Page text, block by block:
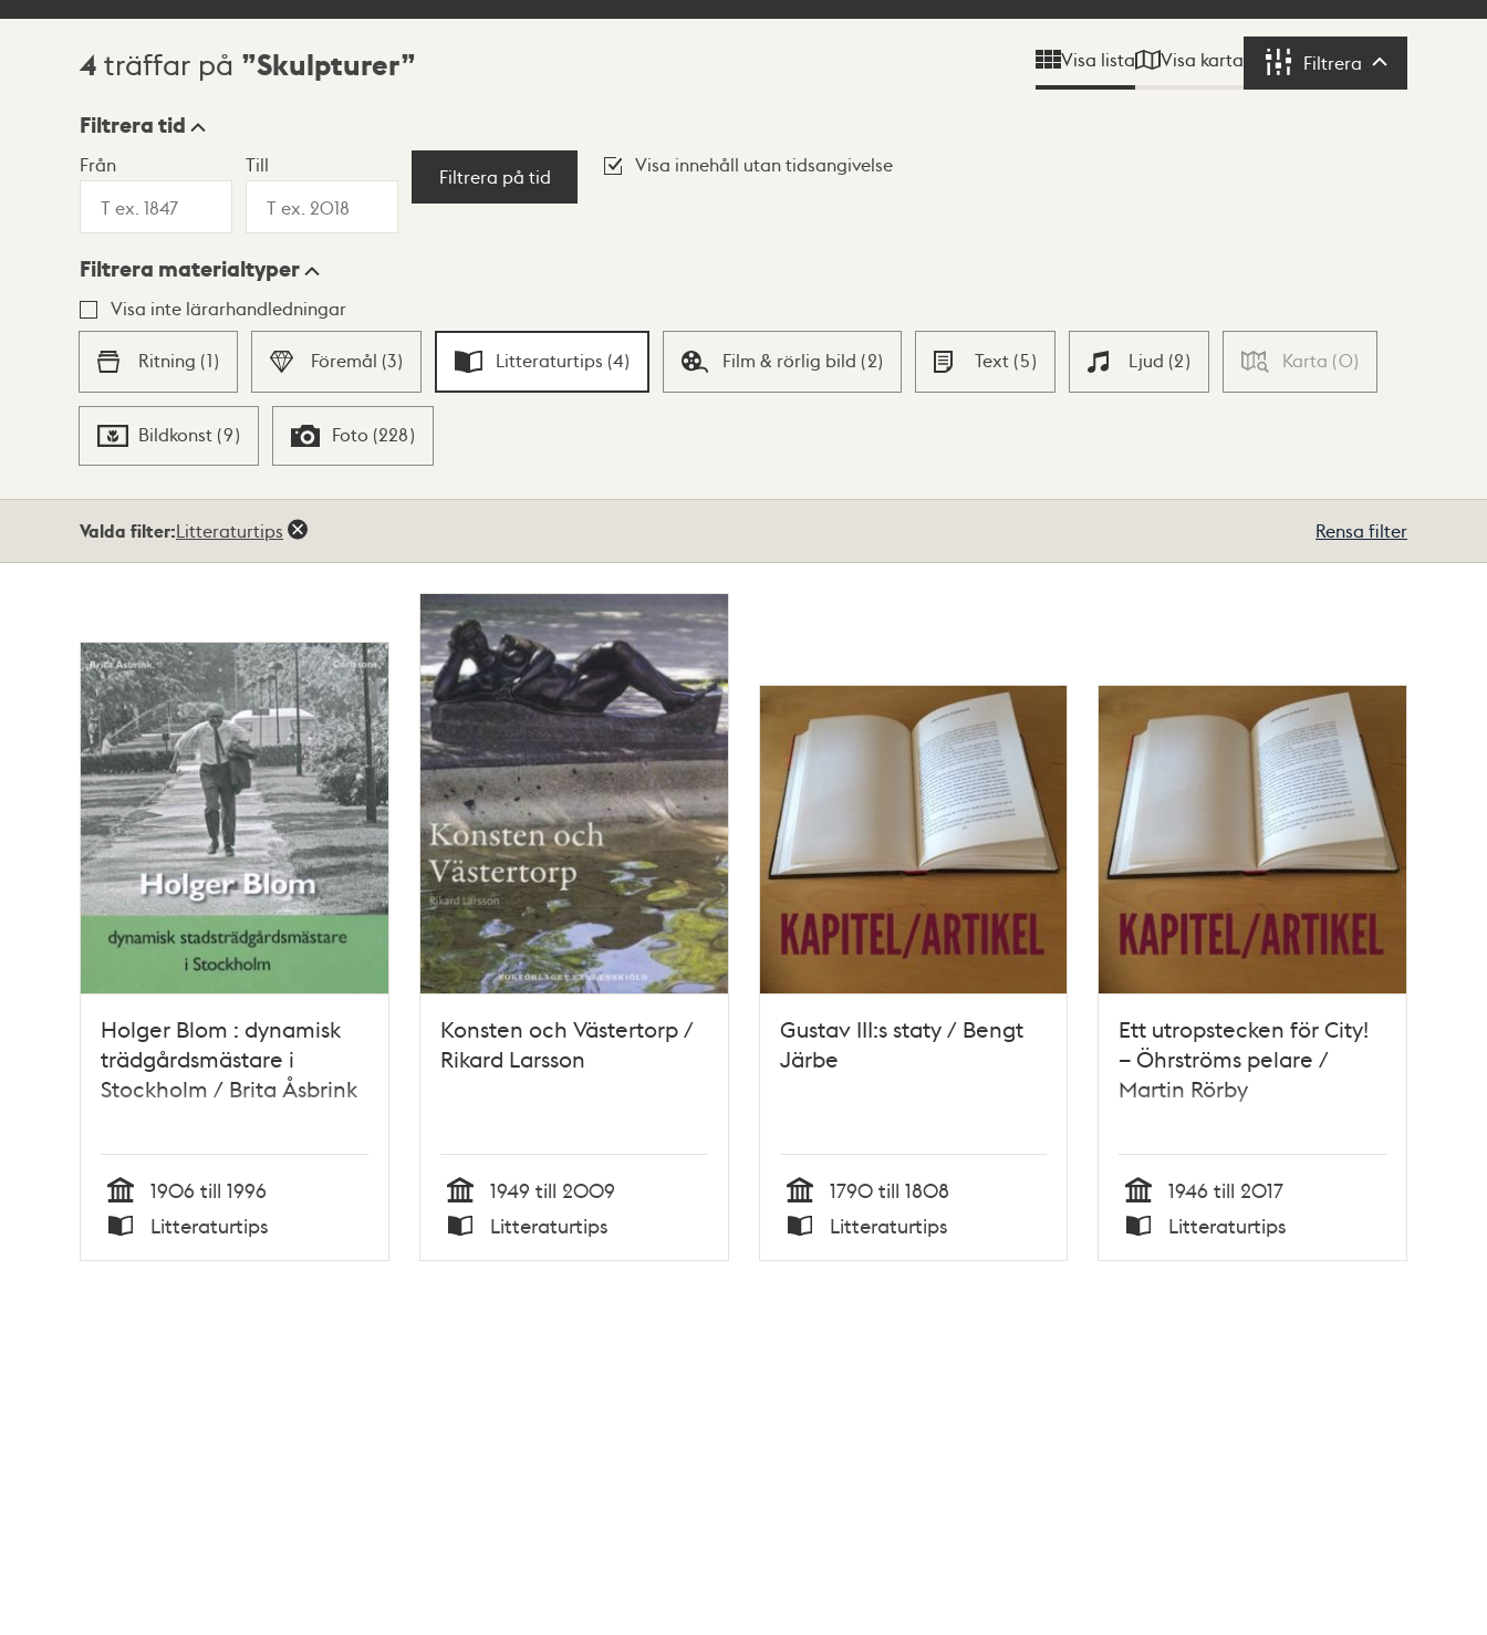
Sökresultat
4 träffar på Skulpturer Visa lista Visa karta Filtrera Filtrera
Visningsläge
Lista Karta
Filtrera tid
Från Till
Filtrera på tid
Visa innehåll utan tidsangivelse
Filtrera materialtyper
Visa inte lärarhandledningar
Ritning (1) Föremål (3) Litteraturtips (4) Film & rörlig bild (2) Text (5) Ljud (2) Karta (0)
Bildkonst (9) Foto (228)
Valda filter:Litteraturtips Rensa filter
Holger Blom : dynamisk
trädgårdsmästare i
Stockholm / Brita Åsbrink
Tid
1906 till 1996
Typ
Litteraturtips
Konsten och Västertorp /
Rikard Larsson
Tid
1949 till 2009
Typ
Litteraturtips
Gustav III:s staty / Bengt
Järbe
Tid
1790 till 1808
Typ
Litteraturtips
Ett utropstecken för City!
– Öhrströms pelare /
Martin Rörby
Tid
1946 till 2017
Typ
Litteraturtips